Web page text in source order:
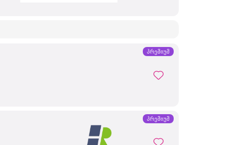
პრემიუმ
პრემიუმ